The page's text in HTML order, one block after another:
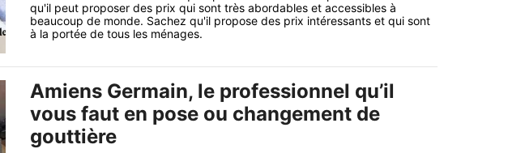
qu'il peut proposer des prix qui sont très abordables et accessibles à
beaucoup de monde. Sachez qu'il propose des prix intéressants et qui sont
à la portée de tous les ménages.
Amiens Germain, le professionnel qu’il
vous faut en pose ou changement de
gouttière